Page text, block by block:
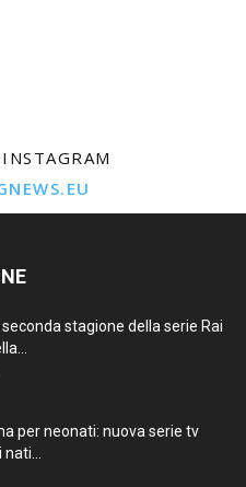
stagione della serie Rai
per neonati: nuova serie tv